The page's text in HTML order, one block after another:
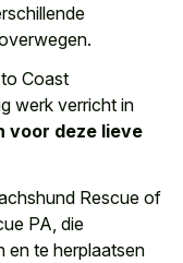
Coast
werk verricht in
voor deze lieve
Rescue of
PA, die
en te herplaatsen